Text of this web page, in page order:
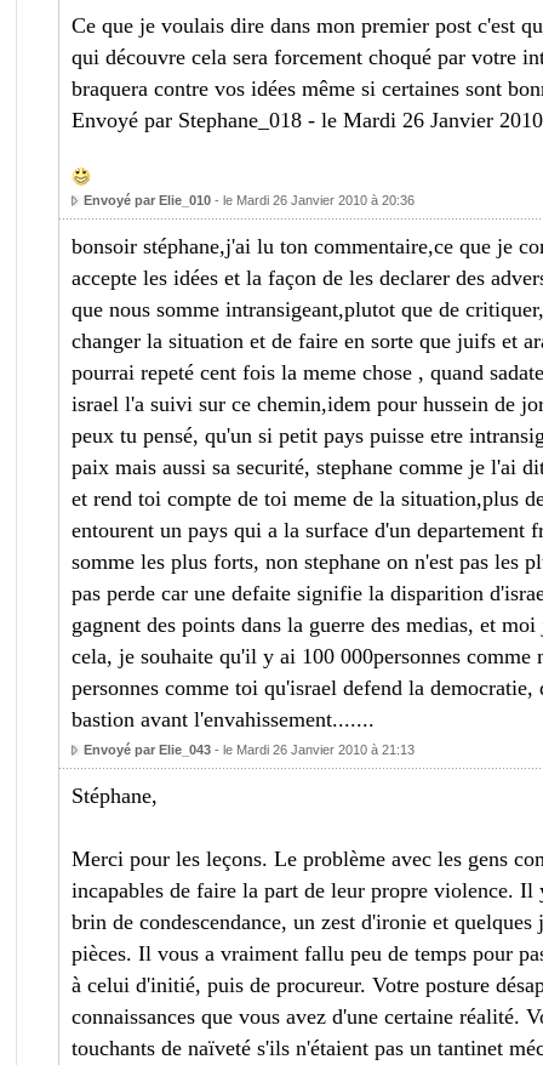
Ce que je voulais dire dans mon premier post c'est
qui découvre cela sera forcement choqué par votre
braquera contre vos idées même si certaines sont
Envoyé par Stephane_018 - le Mardi 26 Janvier
Envoyé par Elie_010- le Mardi 26 Janvier 2010 à 20:36
bonsoir stéphane,j'ai lu ton commentaire,ce que je
accepte les idées et la façon de les declarer des
que nous somme intransigeant,plutot que de
changer la situation et de faire en sorte que juifs et
pourrai repeté cent fois la meme chose , quand
israel l'a suivi sur ce chemin,idem pour hussein de
peux tu pensé, qu'un si petit pays puisse etre
paix mais aussi sa securité, stephane comme je l'ai
et rend toi compte de toi meme de la situation,plus
entourent un pays qui a la surface d'un departement
somme les plus forts, non stephane on n'est pas les
pas perde car une defaite signifie la disparition
gagnent des points dans la guerre des medias, et
cela, je souhaite qu'il y ai 100 000personnes comme
personnes comme toi qu'israel defend la democratie,
bastion avant l'envahissement.......
Envoyé par Elie_043- le Mardi 26 Janvier 2010 à 21:13
Stéphane,
Merci pour les leçons. Le problème avec les gens
incapables de faire la part de leur propre violence. Il
brin de condescendance, un zest d'ironie et quelques
pièces. Il vous a vraiment fallu peu de temps pour
à celui d'initié, puis de procureur. Votre posture
connaissances que vous avez d'une certaine réalité.
touchants de naïveté s'ils n'étaient pas un tantinet